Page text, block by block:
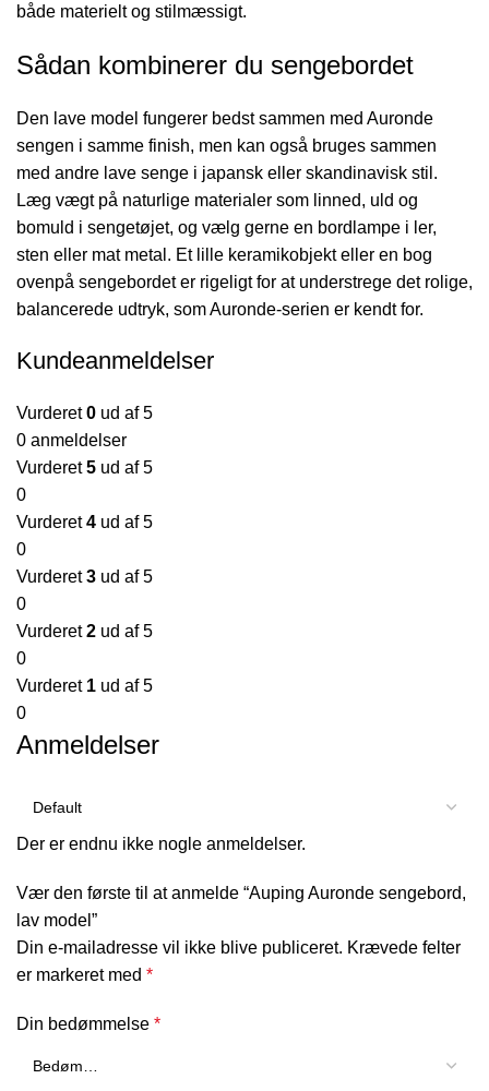
både materielt og stilmæssigt.
Sådan kombinerer du sengebordet
Den lave model fungerer bedst sammen med Auronde
sengen i samme finish, men kan også bruges sammen
med andre lave senge i japansk eller skandinavisk stil.
Læg vægt på naturlige materialer som linned, uld og
bomuld i sengetøjet, og vælg gerne en bordlampe i ler,
sten eller mat metal. Et lille keramikobjekt eller en bog
ovenpå sengebordet er rigeligt for at understrege det rolige,
balancerede udtryk, som Auronde-serien er kendt for.
Kundeanmeldelser
Vurderet0 ud af 5
0 anmeldelser
Vurderet5 ud af 5
0
Vurderet4 ud af 5
0
Vurderet3 ud af 5
0
Vurderet2 ud af 5
0
Vurderet 1 ud af 5
0
Anmeldelser
Der er endnu ikke nogle anmeldelser.
Vær den første til at anmelde “Auping Auronde sengebord,
lav model”
Din e-mailadresse vil ikke blive publiceret. Krævede felter
er markeret med *
Din bedømmelse *